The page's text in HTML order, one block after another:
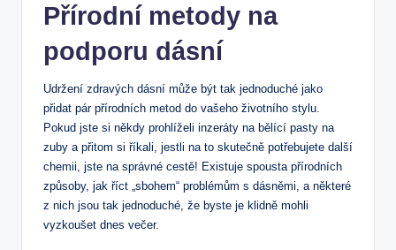
Přírodní metody na
podporu dásní
Udržení zdravých dásní může být tak ⁢jednoduché jako
přidat⁤ pár přírodních metod do vašeho životního stylu.
Pokud jste si někdy prohlíželi inzeráty na bělící pasty na
zuby ‌a ⁣přitom si říkali, jestli na to skutečně potřebujete další
chemii, jste na správné cestě! ⁤Existuje spousta přírodních
způsoby, jak říct „sbohem“ problémům s dásněmi, a některé
z nich‍ jsou tak jednoduché, že byste‌ je klidně mohli
vyzkoušet dnes večer.